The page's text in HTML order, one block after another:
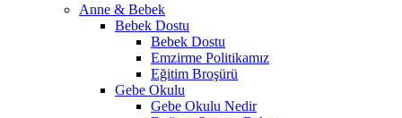
Anne & Bebek
Bebek Dostu
Bebek Dostu
Emzirme Politikamız
Eğitim Broşürü
Gebe Okulu
Gebe Okulu Nedir